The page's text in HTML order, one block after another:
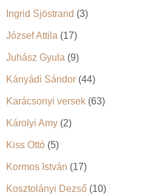
Ingrid Sjöstrand (3)
József Attila (17)
Juhász Gyula (9)
Kányádi Sándor (44)
Karácsonyi versek (63)
Károlyi Amy (2)
Kiss Ottó (5)
Kormos István (17)
Kosztolányi Dezső (10)